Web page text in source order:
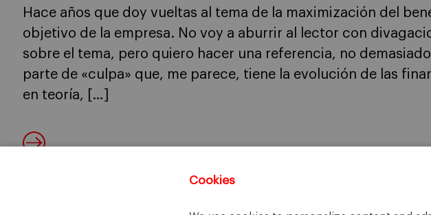
Cookies
Hace años que doy vueltas al tema de la maximización del
objetivo de la empresa. No voy a aburrir al lector con
sobre el tema, pero quiero hacer una referencia, no
parte de «culpa» que, me parece, tiene la evolución de las
en teoría, […]